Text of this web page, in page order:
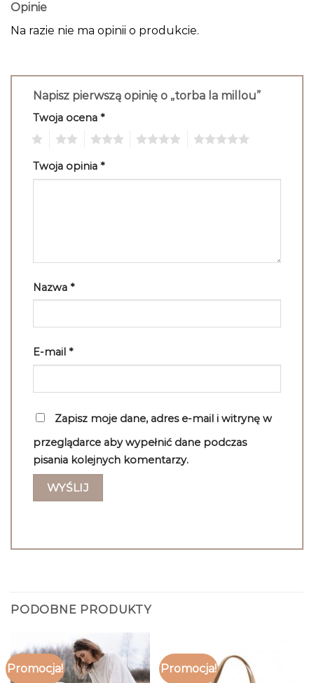
Opinie
Na razie nie ma opinii o produkcie.
Napisz pierwszą opinię o „torba la millou”
Twoja ocena *
Twoja opinia *
Nazwa *
E-mail *
Zapisz moje dane, adres e-mail i witrynę w
przeglądarce aby wypełnić dane podczas
pisania kolejnych komentarzy.
PODOBNE PRODUKTY
Promocja! Promocja!